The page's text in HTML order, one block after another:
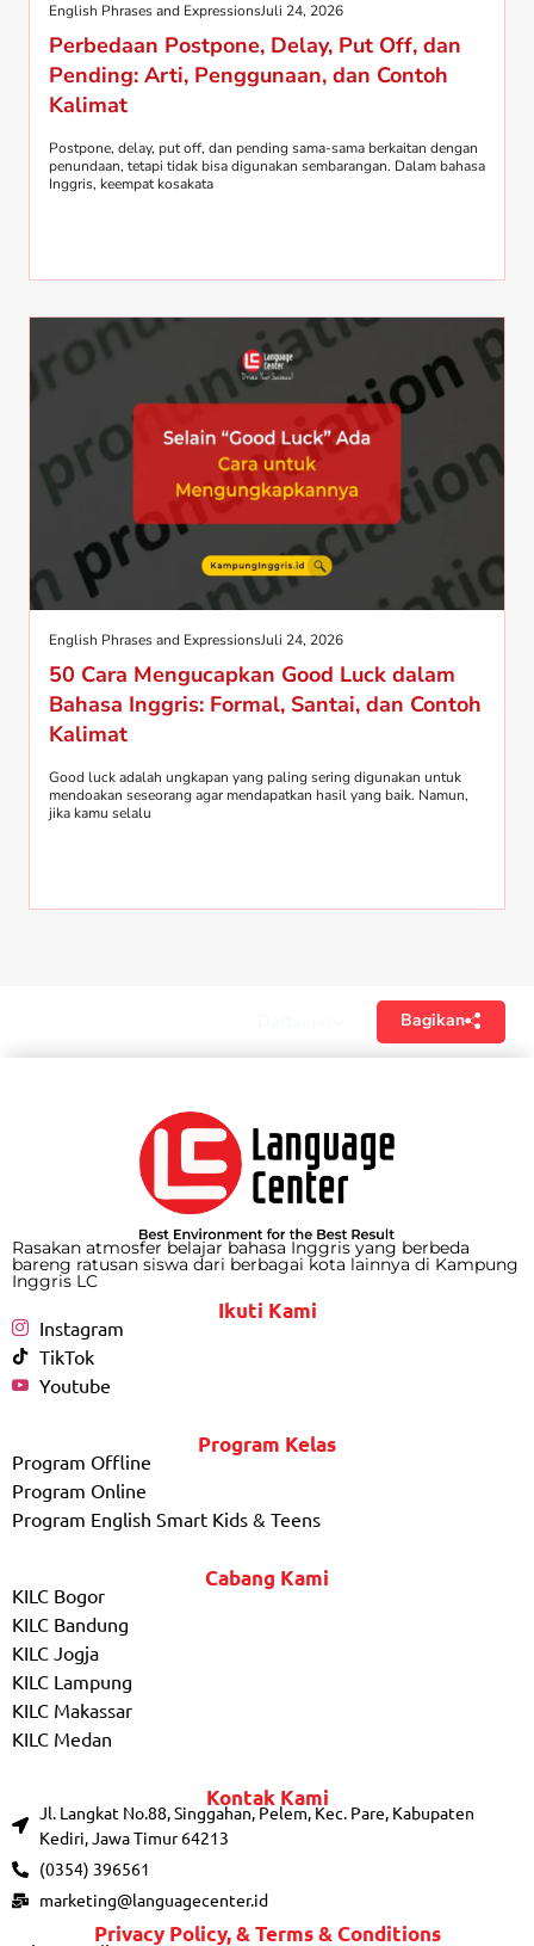
English Phrases and ExpressionsJuli 24, 2026
Perbedaan Postpone, Delay, Put Off, dan
Pending: Arti, Penggunaan, dan Contoh
Kalimat
Postpone, delay, put off, dan pending sama-sama berkaitan dengan
penundaan, tetapi tidak bisa digunakan sembarangan. Dalam bahasa
Inggris, keempat kosakata
English Phrases and ExpressionsJuli 24, 2026
50 Cara Mengucapkan Good Luck dalam
Bahasa Inggris: Formal, Santai, dan Contoh
Kalimat
Good luck adalah ungkapan yang paling sering digunakan untuk
mendoakan seseorang agar mendapatkan hasil yang baik. Namun,
jika kamu selalu
Bagikan
Rasakan atmosfer belajar bahasa Inggris yang berbeda
bareng ratusan siswa dari berbagai kota lainnya di Kampung
Inggris LC
Ikuti Kami
Instagram
TikTok
Youtube
Program Kelas
Program Offline
Program Online
Program English Smart Kids & Teens
Cabang Kami
KILC Bogor
KILC Bandung
KILC Jogja
KILC Lampung
KILC Makassar
KILC Medan
Kontak Kami
Jl. Langkat No.88, Singgahan, Pelem, Kec. Pare, Kabupaten
Kediri, Jawa Timur 64213
(0354) 396561
marketing@languagecenter.id
Privacy Policy, & Terms & Conditions